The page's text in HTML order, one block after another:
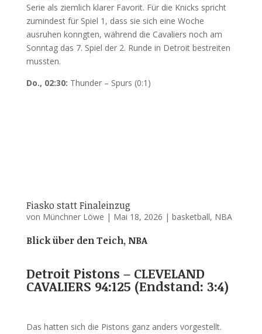
Serie als ziemlich klarer Favorit. Für die Knicks spricht
zumindest für Spiel 1, dass sie sich eine Woche
ausruhen konngten, während die Cavaliers noch am
Sonntag das 7. Spiel der 2. Runde in Detroit bestreiten
mussten.
Do., 02:30: Thunder – Spurs (0:1)
Fiasko statt Finaleinzug
von Münchner Löwe | Mai 18, 2026 | basketball, NBA
Blick über den Teich, NBA
Detroit Pistons – CLEVELAND
CAVALIERS 94:125 (Endstand: 3:4)
Das hatten sich die Pistons ganz anders vorgestellt.